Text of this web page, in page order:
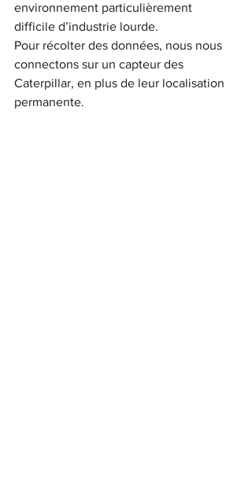
environnement particulièrement
difficile d’industrie lourde.
Pour récolter des données, nous nous
connectons sur un capteur des
Caterpillar, en plus de leur localisation
permanente.